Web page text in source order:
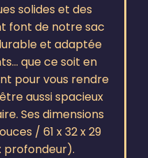
solides et des
font de notre sac
et adaptée
que ce soit en
pour vous rendre
aussi spacieux
Ses dimensions
/ 61 x 32 x 29
profondeur).